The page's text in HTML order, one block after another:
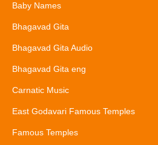
Baby Names
Bhagavad Gita
Bhagavad Gita Audio
Bhagavad Gita eng
Carnatic Music
East Godavari Famous Temples
Famous Temples